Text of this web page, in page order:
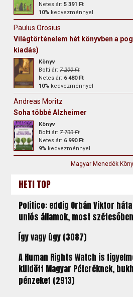
Netes ár:5 391 Ft
10% kedvezménnyel
Paulus Orosius
Világtörténelem hét könyvben a
kiadás)
Könyv
Bolti ár:7 200 Ft
Netes ár: 6 480 Ft
10% kedvezménnyel
Andreas Moritz
Soha többé Alzheimer
Könyv
Bolti ár:7 700 Ft
Netes ár: 6 990 Ft
9% kedvezménnyel
Magyar Menedék
HETI TOP
Politico: eddig Orbán Viktor
uniós államok, most
Így vagy úgy (3087)
A Human Rights Watch is
küldött Magyar Péteréknek,
pénzeket (2913)